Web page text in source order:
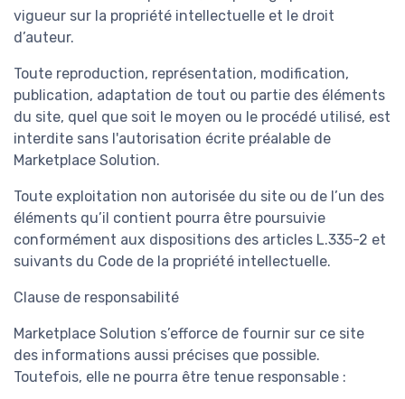
vigueur sur la propriété intellectuelle et le droit
d’auteur.
Toute reproduction, représentation, modification,
publication, adaptation de tout ou partie des éléments
du site, quel que soit le moyen ou le procédé utilisé, est
interdite sans l'autorisation écrite préalable de
Marketplace Solution.
Toute exploitation non autorisée du site ou de l’un des
éléments qu’il contient pourra être poursuivie
conformément aux dispositions des articles L.335-2 et
suivants du Code de la propriété intellectuelle.
Clause de responsabilité
Marketplace Solution s’efforce de fournir sur ce site
des informations aussi précises que possible.
Toutefois, elle ne pourra être tenue responsable :